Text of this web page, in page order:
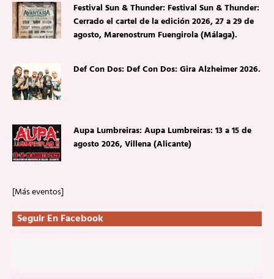
Festival Sun & Thunder: Festival Sun & Thunder:
Cerrado el cartel de la edición 2026, 27 a 29 de
agosto, Marenostrum Fuengirola (Málaga).
Def Con Dos: Def Con Dos: Gira Alzheimer 2026.
Aupa Lumbreiras: Aupa Lumbreiras: 13 a 15 de
agosto 2026, Villena (Alicante)
[Más eventos]
Seguir En Facebook